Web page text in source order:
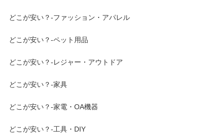
どこが安い？-ファッション・アパレル
どこが安い？-ペット用品
どこが安い？-レジャー・アウトドア
どこが安い？-家具
どこが安い？-家電・OA機器
どこが安い？-工具・DIY